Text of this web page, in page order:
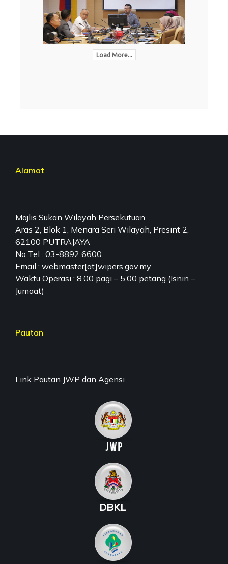
Load More...
Alamat
Majlis Sukan Wilayah Persekutuan
Aras 2, Blok 1, Menara Seri Wilayah, Presint 2,
62100 PUTRAJAYA
No Tel : 03-8892 6600
Email : webmaster[at]wipers.gov.my
Waktu Operasi : 8.00 pagi – 5.00 petang (Isnin –
Jumaat)
Pautan
Link Pautan JWP dan Agensi